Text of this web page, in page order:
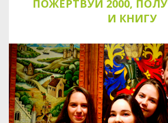
ПОЖЕРТВУЙ 2000,
И КНИГУ